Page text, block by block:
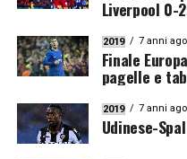
Liverpool 0-
2019 7 anni ago
Finale
pagelle e
2019 7 anni ago
Udinese-